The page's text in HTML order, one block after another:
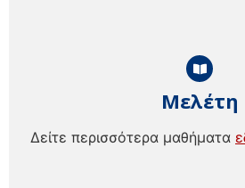
Μελέτη
Δείτε περισσότερα μαθήματα